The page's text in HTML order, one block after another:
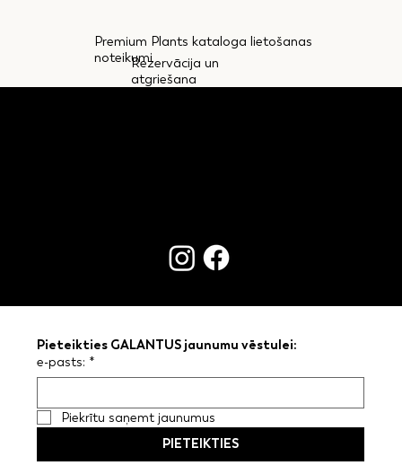
Rezervācija un
atgriešana
Premium Plants kataloga lietošanas
noteikumi
Pieteikties GALANTUS jaunumu vēstulei:
e-pasts: *
Piekrītu saņemt jaunumus
PIETEIKTIES